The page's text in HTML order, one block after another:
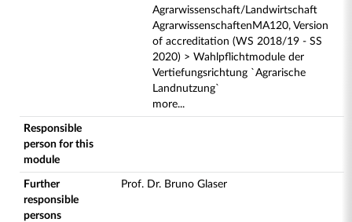
Agrarwissenschaft/Landwirtschaft
AgrarwissenschaftenMA120, Version
of accreditation (WS 2018/19 - SS
2020) > Wahlpflichtmodule der
Vertiefungsrichtung `Agrarische
Landnutzung`
more...
Responsible
person for this
module
Further
responsible
persons
Prof. Dr. Bruno Glaser